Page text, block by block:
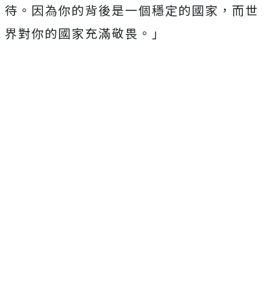
待。因為你的背後是一個穩定的國家，而世
界對你的國家充滿敬畏。」